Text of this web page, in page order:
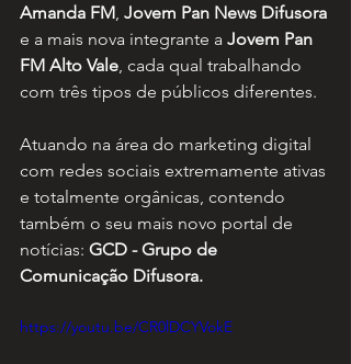
Amanda FM Jovem Pan News Difusora
e a mais nova integrante a Jovem Pan
FM Alto Vale , cada qual trabalhando
com três tipos de públicos diferentes.
Atuando na área do marketing digital
com redes sociais extremamente ativas
e totalmente orgânicas, contendo
também o seu mais novo portal de
notícias: GCD - Grupo de
Comunicação Difusora.
https://youtu.be/CR0lDCYVokE